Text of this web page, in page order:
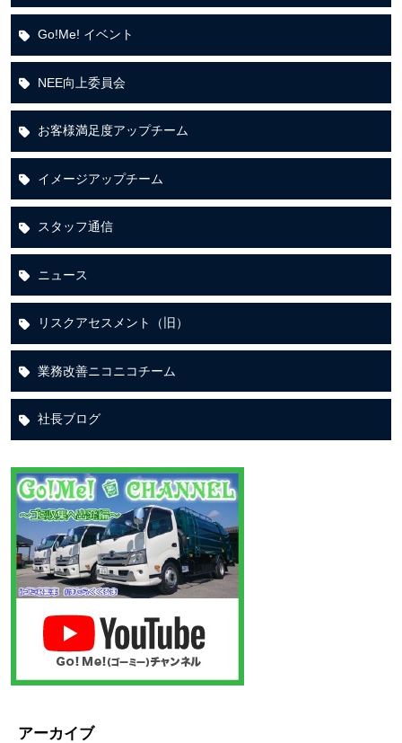
Go!Me! イベント
NEE向上委員会
お客様満足度アップチーム
イメージアップチーム
スタッフ通信
ニュース
リスクアセスメント（旧）
業務改善ニコニコチーム
社長ブログ
アーカイブ